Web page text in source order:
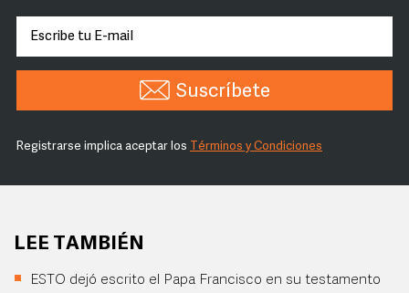
Suscríbete
Registrarse implica aceptar los Términos y Condiciones
LEE TAMBIÉN
ESTO dejó escrito el Papa Francisco en su testamento